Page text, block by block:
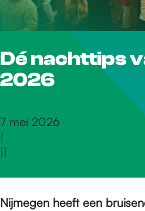
r
d
e
o
Dé nachttips
2026
7 mei 2026
|
||
Nijmegen heeft een